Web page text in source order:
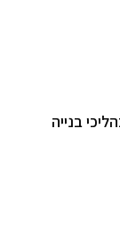
בנייה